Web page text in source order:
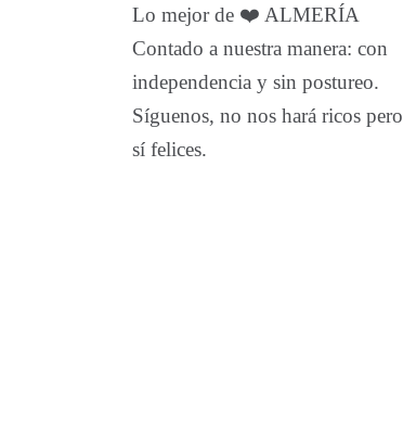
Lo mejor de ❤️ ALMERÍA
Contado a nuestra manera: con
independencia y sin postureo.
Síguenos, no nos hará ricos pero
sí felices.